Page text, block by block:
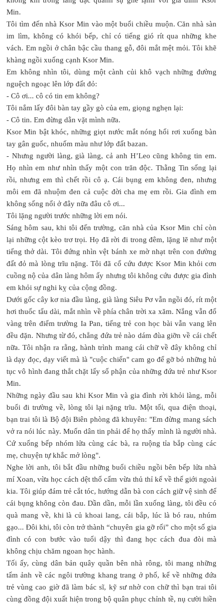
Min.
Tôi tìm đến nhà Ksor Min vào một buổi chiều muộn. Căn nhà sàn
im lìm, không có khói bếp, chỉ có tiếng gió rít qua những khe
vách. Em ngồi ở chân bậc cầu thang gỗ, đôi mắt mệt mỏi. Tôi khẽ
khàng ngồi xuống cạnh Ksor Min.
Em không nhìn tôi, dùng một cành củi khô vạch những đường
nguệch ngoạc lên lớp đất đỏ:
- Cô ơi... cô có tin em không?
Tôi nắm lấy đôi bàn tay gầy gò của em, giọng nghẹn lại:
- Cô tin. Em đừng dằn vặt mình nữa.
Ksor Min bật khóc, những giọt nước mắt nóng hổi rơi xuống bàn
tay gân guốc, nhuốm màu như lớp đất bazan.
- Nhưng người làng, già làng, cả anh H’Leo cũng không tin em.
Họ nhìn em như nhìn thấy một con trăn độc. Thằng Tin sống lại
rồi, nhưng em thì chết rồi cô ạ. Cái bụng em không đen, nhưng
môi em đã nhuộm đen cả cuộc đời cha mẹ em rồi. Gia đình em
không sống nổi ở đây nữa đâu cô ơi...
Tôi lặng người trước những lời em nói.
Sáng hôm sau, khi tôi đến trường, căn nhà của Ksor Min chỉ còn
lại những cột kèo trơ trọi. Họ đã rời đi trong đêm, lặng lẽ như một
tiếng thở dài. Tôi đứng nhìn vệt bánh xe mờ nhạt trên con đường
đất đỏ mà lòng trĩu nặng. Tôi đã cố cứu được Ksor Min khỏi cơn
cuồng nộ của dân làng hôm ấy nhưng tôi không cứu được gia đình
em khỏi sự nghi kỵ của cộng đồng.
Dưới gốc cây kơ nia đầu làng, già làng Siêu Pơ vẫn ngồi đó, rít một
hơi thuốc tẩu dài, mắt nhìn về phía chân trời xa xăm. Nắng vẫn đổ
vàng trên điểm trường Ia Pan, tiếng trẻ con học bài vẫn vang lên
đều đặn. Nhưng từ đó, chẳng đứa trẻ nào dám đùa giỡn về cái chết
nữa. Tôi nhận ra rằng, hành trình mang cái chữ về đây không chỉ
là dạy đọc, dạy viết mà là "cuộc chiến" cam go để gỡ bỏ những hủ
tục vô hình đang thắt chặt lấy số phận của những đứa trẻ như Ksor
Min.
Những ngày đầu sau khi Ksor Min và gia đình rời khỏi làng, mỗi
buổi đi trường về, lòng tôi lại nặng trĩu. Một tối, qua điện thoại,
bạn trai tôi là Bộ đội Biên phòng đã khuyên: "Em đừng mang sách
vở ra nói lúc này. Muốn dân tin phải để họ thấy mình là người nhà.
Cứ xuống bếp nhóm lửa cùng các bà, ra ruộng tỉa bắp cùng các
mẹ, chuyện tự khắc mở lòng".
Nghe lời anh, tôi bắt đầu những buổi chiều ngồi bên bếp lửa nhà
mí Xoan, vừa học cách dệt thổ cẩm vừa thủ thỉ kể về thế giới ngoài
kia. Tôi giúp đám trẻ cắt tóc, hướng dẫn bà con cách giữ vệ sinh để
cái bụng không còn đau. Dần dần, mỗi lần xuống làng, tôi đều có
quà mang về, khi là củ khoai lang, cái bắp, lúc là bó rau, nhúm
gạo... Đôi khi, tôi còn trở thành “chuyên gia gỡ rối” cho một số gia
đình có con bước vào tuổi dậy thì đang học cách đua đòi mà
không chịu chăm ngoan học hành.
Tối ấy, cùng dân bản quây quần bên nhà rông, tôi mang những
tấm ảnh về các ngôi trường khang trang ở phố, kể về những đứa
trẻ vùng cao giờ đã làm bác sĩ, kỹ sư nhờ con chữ thì bạn trai tôi
cùng đồng đội xuất hiện trong bộ quân phục chỉnh tề, nụ cười hiền